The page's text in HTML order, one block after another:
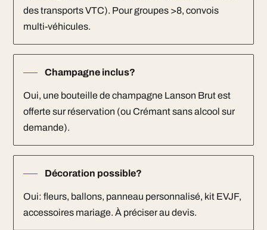
des transports VTC). Pour groupes >8, convois
multi-véhicules.
Champagne inclus?
Oui, une bouteille de champagne Lanson Brut est
offerte sur réservation (ou Crémant sans alcool sur
demande).
Décoration possible?
Oui: fleurs, ballons, panneau personnalisé, kit EVJF,
accessoires mariage. À préciser au devis.